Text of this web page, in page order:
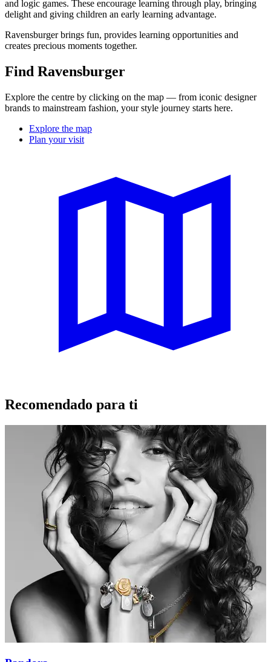
and logic games. These encourage learning through play, bringing
delight and giving children an early learning advantage.
Ravensburger brings fun, provides learning opportunities and
creates precious moments together.
Find Ravensburger
Explore the centre by clicking on the map — from iconic designer
brands to mainstream fashion, your style journey starts here.
Explore the map
Plan your visit
Recomendado para ti